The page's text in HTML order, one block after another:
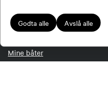
Godta alle Avslå alle
EKSTERNE LENKER
Mine båter
Inatur